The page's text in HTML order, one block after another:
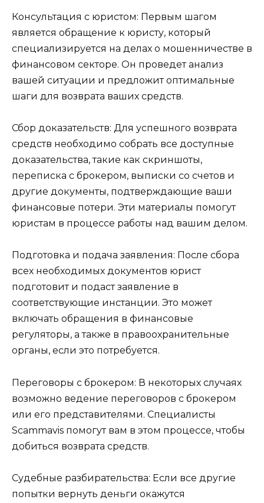
Консультация с юристом: Первым шагом
является обращение к юристу, который
специализируется на делах о мошенничестве в
финансовом секторе. Он проведет анализ
вашей ситуации и предложит оптимальные
шаги для возврата ваших средств.
Сбор доказательств: Для успешного возврата
средств необходимо собрать все доступные
доказательства, такие как скриншоты,
переписка с брокером, выписки со счетов и
другие документы, подтверждающие ваши
финансовые потери. Эти материалы помогут
юристам в процессе работы над вашим делом.
Подготовка и подача заявления: После сбора
всех необходимых документов юрист
подготовит и подаст заявление в
соответствующие инстанции. Это может
включать обращения в финансовые
регуляторы, а также в правоохранительные
органы, если это потребуется.
Переговоры с брокером: В некоторых случаях
возможно ведение переговоров с брокером
или его представителями. Специалисты
Scammavis помогут вам в этом процессе, чтобы
добиться возврата средств.
Судебные разбирательства: Если все другие
попытки вернуть деньги окажутся